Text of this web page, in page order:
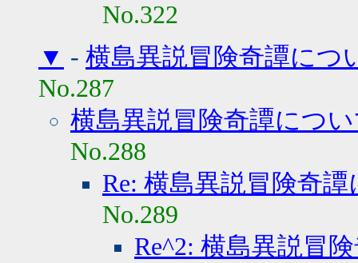
No.322
▼ - 横島異説冒険奇譚につ
No.287
横島異説冒険奇譚につ
No.288
Re: 横島異説冒険奇
No.289
Re^2: 横島異説冒